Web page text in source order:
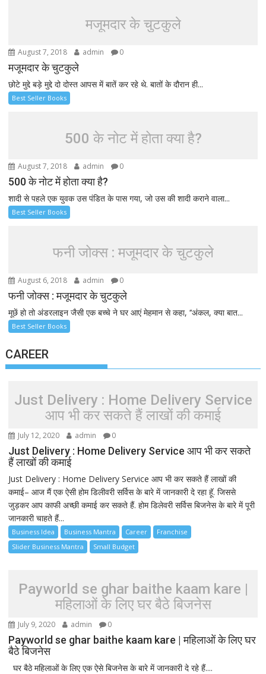
मजूमदार के चुटकुले
August 7, 2018 admin 0
मजूमदार के चुटकुले
छोटे मुद्दे बड़े मुद्दे दो दोस्त आपस में बातें कर रहे थे. बातों के दौरान ही...
Best Seller Books
500 के नोट में होता क्या है?
August 7, 2018 admin 0
500 के नोट में होता क्या है?
शादी से पहले एक युवक उस पंडित के पास गया, जो उस की शादी कराने वाला...
Best Seller Books
फनी जोक्स : मजूमदार के चुटकुले
August 6, 2018 admin 0
फनी जोक्स : मजूमदार के चुटकुले
मूछें हो तो अंडरलाइन जैसी एक बच्चे ने घर आएं मेहमान से कहा, ‘‘अंकल, क्या बात...
Best Seller Books
CAREER
Just Delivery : Home Delivery Service
आप भी कर सकते हैं लाखों की कमाई
July 12, 2020 admin 0
Just Delivery : Home Delivery Service आप भी कर सकते
हैं लाखों की कमाई
Just Delivery : Home Delivery Service आप भी कर सकते हैं लाखों की
कमाई– आज मैं एक ऐसी होम डिलीवरी सर्विस के बारे में जानकारी दे रहा हूॅ. जिससे
जुड़कर आप काफी अच्छी कमाई कर सकते हैं. होम डिलेवरी सर्विस बिजनेस के बारे में पूरी
जानकारी चाहते हैं...
Business Idea Business Mantra Career
Franchise
Slider Business Mantra
Small Budget
Payworld se ghar baithe kaam kare |
महिलाओं के लिए घर बैठे बिजनेस
July 9, 2020 admin 0
Payworld se ghar baithe kaam kare | महिलाओं के लिए घर
बैठे बिजनेस
घर बैठे महिलाओं के लिए एक ऐसे बिजनेस के बारे में जानकारी दे रहे हैं....